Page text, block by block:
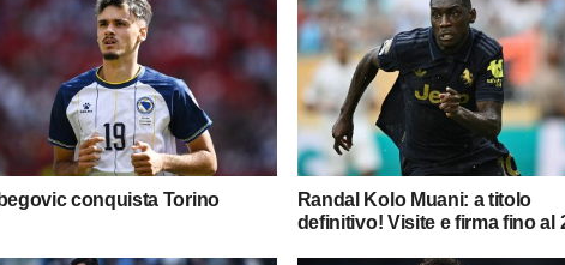
conquista Torino
Randal Kolo Muani: a titolo
definitivo! Visite e firma fino al